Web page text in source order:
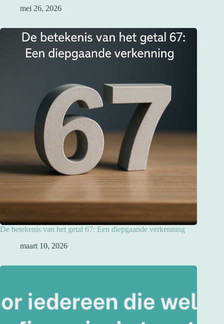
mei 26, 2026
De betekenis van het getal 67: Een diepgaande verkenning
maart 10, 2026